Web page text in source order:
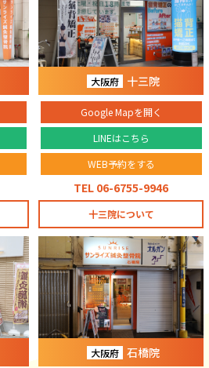
大阪府 十三院
Google Mapを開く
LINEはこちら
WEB予約をする
TEL 06-6755-9946
十三院について
大阪府 石橋院